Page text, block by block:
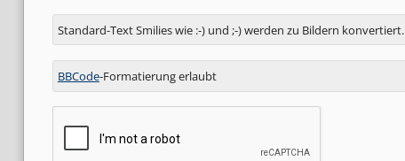
Standard-Text Smilies wie :-) und ;-) werden zu Bildern konvertiert.
BBCode-Formatierung erlaubt